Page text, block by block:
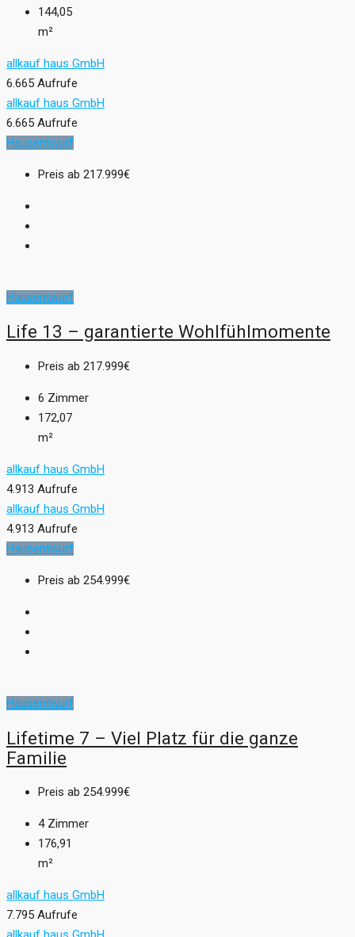
144,05
m²
allkauf haus GmbH
6.665 Aufrufe
allkauf haus GmbH
6.665 Aufrufe
Hausentwurf
Preis ab 217.999€
Hausentwurf
Life 13 – garantierte Wohlfühlmomente
Preis ab 217.999€
6 Zimmer
172,07
m²
allkauf haus GmbH
4.913 Aufrufe
allkauf haus GmbH
4.913 Aufrufe
Hausentwurf
Preis ab 254.999€
Hausentwurf
Lifetime 7 – Viel Platz für die ganze
Familie
Preis ab 254.999€
4 Zimmer
176,91
m²
allkauf haus GmbH
7.795 Aufrufe